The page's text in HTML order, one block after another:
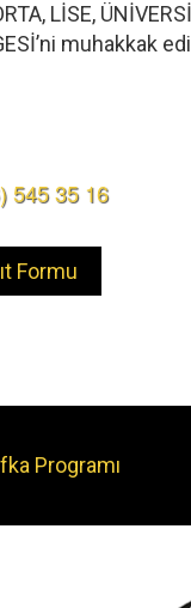
LİSE,
muhakkak
545 35 16
Formu
Programı